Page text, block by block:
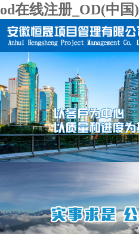
od在线注册_OD(中国)